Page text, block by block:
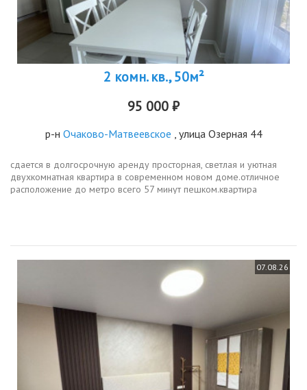
2 комн. кв., 50м²
95 000 ₽
р-н Очаково-Матвеевское , улица Озерная 44
сдается в долгосрочную аренду просторная, светлая и уютная
двухкомнатная квартира в современном новом доме.отличное
расположение до метро всего 57 минут пешком.квартира
07.08.26